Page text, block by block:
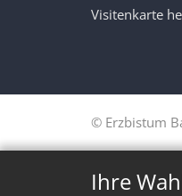
Ihre
Visitenkarte
© Erzbistum